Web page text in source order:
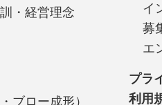
・経営理念
ブロー成形）
イ
募
エ
プラ
利用